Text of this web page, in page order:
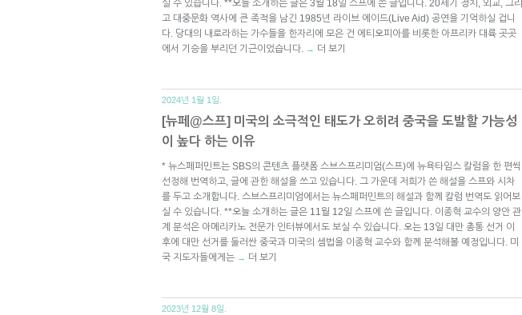
실 수 있습니다. **오늘 소개하는 글은 3월 18일 스프에 쓴 글입니다. 20세기 정치, 외교, 그리
고 대중문화 역사에 큰 족적을 남긴 1985년 라이브 에이드(Live Aid) 공연을 기억하실 겁니
다. 당대의 내로라하는 가수들을 한자리에 모은 건 에티오피아를 비롯한 아프리카 대륙 곳곳
에서 기승을 부리던 기근이었습니다. → 더 보기
2024년 1월 1일.
[뉴페@스프] 미국의 소극적인 태도가 오히려 중국을 도발할 가능성
이 높다 하는 이유
* 뉴스페퍼민트는 SBS의 콘텐츠 플랫폼 스브스프리미엄(스프)에 뉴욕타임스 칼럼을 한 편씩
선정해 번역하고, 글에 관한 해설을 쓰고 있습니다. 그 가운데 저희가 쓴 해설을 스프와 시차
를 두고 소개합니다. 스브스프리미엄에서는 뉴스페퍼민트의 해설과 함께 칼럼 번역도 읽어보
실 수 있습니다. **오늘 소개하는 글은 11월 12일 스프에 쓴 글입니다. 이종혁 교수의 양안 관
계 분석은 아메리카노 전문가 인터뷰에서도 보실 수 있습니다. 오는 13일 대만 총통 선거 이
후에 대만 선거를 둘러싼 중국과 미국의 셈법을 이종혁 교수와 함께 분석해볼 예정입니다. 미
국 지도자들에게는 → 더 보기
2023년 12월 8일.